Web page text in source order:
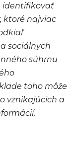
identifikovať
ktoré najviac
sociálnych
súhrnu
toho môže
vznikajúcich a